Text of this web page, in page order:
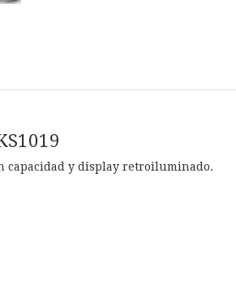
capacidad y display retroiluminado.